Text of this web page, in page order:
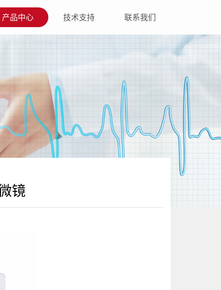
产品中心 技术支持 联系我们
镜